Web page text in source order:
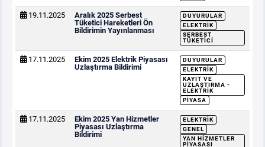
19.11.2025
Aralık 2025 Serbest
Tüketici Hareketleri Ön
Bildirimin Yayınlanması
DUYURULAR
ELEKTRIK
SERBEST
TÜKETICI
17.11.2025
Ekim 2025 Elektrik Piyasası
Uzlaştırma Bildirimi
DUYURULAR
ELEKTRIK
KAYIT VE
UZLAŞTIRMA -
ELEKTRIK
PIYASA
17.11.2025
Ekim 2025 Yan Hizmetler
Piyasası Uzlaştırma
Bildirimi
ELEKTRIK
GENEL
YAN HIZMETLER
PIYASASI